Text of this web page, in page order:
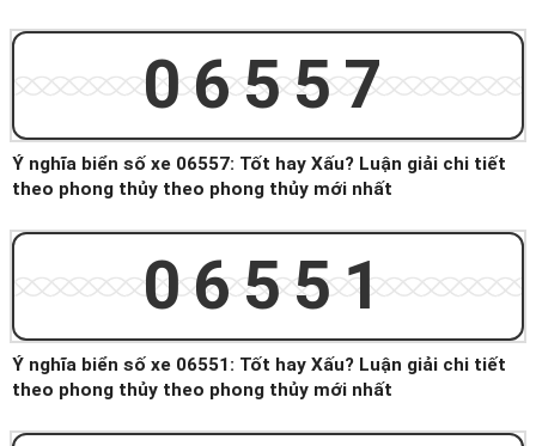
06557
Ý nghĩa biển số xe 06557: Tốt hay Xấu? Luận giải chi tiết
theo phong thủy theo phong thủy mới nhất
06551
Ý nghĩa biển số xe 06551: Tốt hay Xấu? Luận giải chi tiết
theo phong thủy theo phong thủy mới nhất